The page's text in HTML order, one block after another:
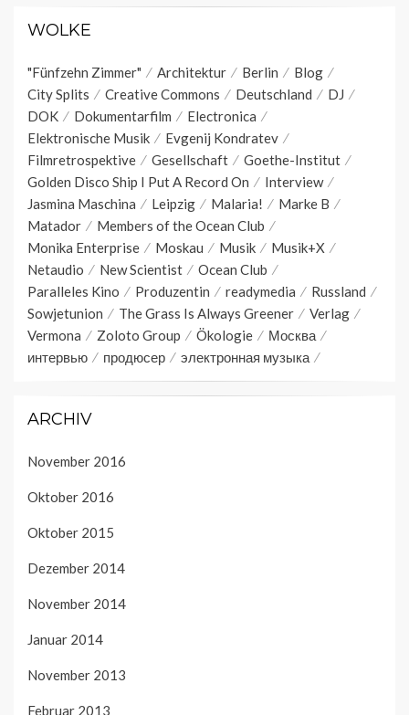
WOLKE
"Fünfzehn Zimmer" Architektur Berlin
Blog
City Splits
Creative Commons Deutschland
DJ
DOK
Dokumentarfilm
Electronica
Elektronische Musik
Evgenij Kondratev
Filmretrospektive
Gesellschaft
Goethe-Institut
Golden Disco Ship I Put A Record On
Interview
Jasmina Maschina
Leipzig Malaria!
Marke B
Matador
Members of the Ocean Club
Monika Enterprise
Moskau Musik
Musik+X
Netaudio
New Scientist
Ocean Club
Paralleles Kino
Produzentin readymedia
Russland
Sowjetunion
The Grass Is Always Greener
Verlag
Vermona
Zoloto Group Ökologie
Москва
интервью
продюсер электронная музыка
ARCHIV
November 2016
Oktober 2016
Oktober 2015
Dezember 2014
November 2014
Januar 2014
November 2013
Februar 2013